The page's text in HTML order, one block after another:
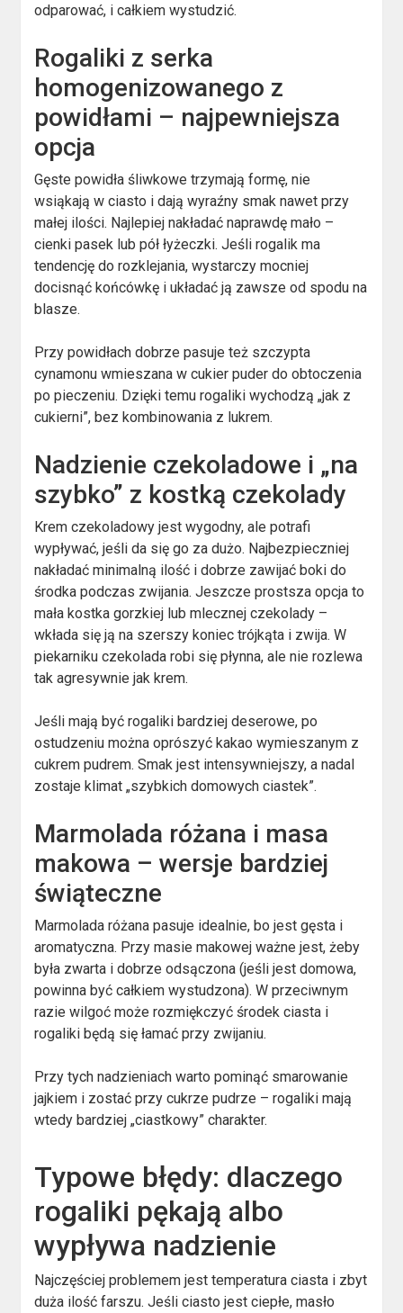
odparować, i całkiem wystudzić.
Rogaliki z serka
homogenizowanego z
powidłami – najpewniejsza
opcja
Gęste powidła śliwkowe trzymają formę, nie
wsiąkają w ciasto i dają wyraźny smak nawet przy
małej ilości. Najlepiej nakładać naprawdę mało –
cienki pasek lub pół łyżeczki. Jeśli rogalik ma
tendencję do rozklejania, wystarczy mocniej
docisnąć końcówkę i układać ją zawsze od spodu na
blasze.
Przy powidłach dobrze pasuje też szczypta
cynamonu wmieszana w cukier puder do obtoczenia
po pieczeniu. Dzięki temu rogaliki wychodzą „jak z
cukierni”, bez kombinowania z lukrem.
Nadzienie czekoladowe i „na
szybko” z kostką czekolady
Krem czekoladowy jest wygodny, ale potrafi
wypływać, jeśli da się go za dużo. Najbezpieczniej
nakładać minimalną ilość i dobrze zawijać boki do
środka podczas zwijania. Jeszcze prostsza opcja to
mała kostka gorzkiej lub mlecznej czekolady –
wkłada się ją na szerszy koniec trójkąta i zwija. W
piekarniku czekolada robi się płynna, ale nie rozlewa
tak agresywnie jak krem.
Jeśli mają być rogaliki bardziej deserowe, po
ostudzeniu można oprószyć kakao wymieszanym z
cukrem pudrem. Smak jest intensywniejszy, a nadal
zostaje klimat „szybkich domowych ciastek”.
Marmolada różana i masa
makowa – wersje bardziej
świąteczne
Marmolada różana pasuje idealnie, bo jest gęsta i
aromatyczna. Przy masie makowej ważne jest, żeby
była zwarta i dobrze odsączona (jeśli jest domowa,
powinna być całkiem wystudzona). W przeciwnym
razie wilgoć może rozmiękczyć środek ciasta i
rogaliki będą się łamać przy zwijaniu.
Przy tych nadzieniach warto pominąć smarowanie
jajkiem i zostać przy cukrze pudrze – rogaliki mają
wtedy bardziej „ciastkowy” charakter.
Typowe błędy: dlaczego
rogaliki pękają albo
wypływa nadzienie
Najczęściej problemem jest temperatura ciasta i zbyt
duża ilość farszu. Jeśli ciasto jest ciepłe, masło